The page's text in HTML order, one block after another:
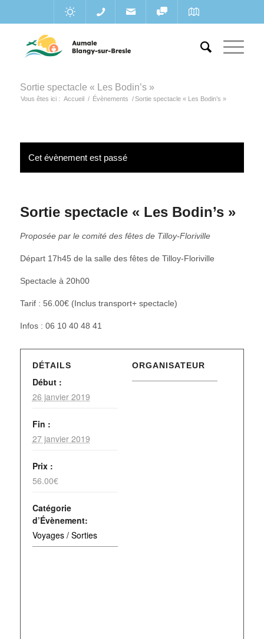
Sortie spectacle « Les Bodin’s »
Vous êtes ici : Accueil / Évènements / Sortie spectacle « Les Bodin’s »
Cet évènement est passé
Sortie spectacle « Les Bodin’s »
Proposée par le comité des fêtes de Tilloy-Floriville
Départ 17h45 de la salle des fêtes de Tilloy-Floriville
Spectacle à 20h00
Tarif : 56.00€ (Inclus transport+ spectacle)
Infos : 06 10 40 48 41
DÉTAILS
Début :
26 janvier 2019
Fin :
27 janvier 2019
Prix :
56.00€
Catégorie
d’Évènement:
Voyages / Sorties
ORGANISATEUR